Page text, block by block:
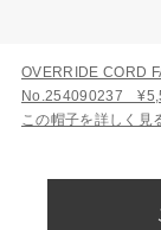
OVERRIDE CORD
No.254090237
この帽子を詳しく見